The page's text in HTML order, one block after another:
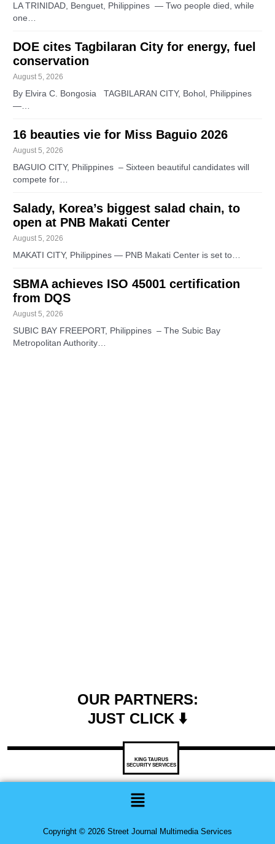
LA TRINIDAD, Benguet, Philippines — Two people died, while
one…
DOE cites Tagbilaran City for energy, fuel
conservation
August 5, 2026
By Elvira C. Bongosia TAGBILARAN CITY, Bohol, Philippines
—…
16 beauties vie for Miss Baguio 2026
August 5, 2026
BAGUIO CITY, Philippines – Sixteen beautiful candidates will
compete for…
Salady, Korea’s biggest salad chain, to
open at PNB Makati Center
August 5, 2026
MAKATI CITY, Philippines — PNB Makati Center is set to…
SBMA achieves ISO 45001 certification
from DQS
August 5, 2026
SUBIC BAY FREEPORT, Philippines – The Subic Bay
Metropolitan Authority…
OUR PARTNERS:
JUST CLICK ⬇️
KING TAURUS
SECURITY SERVICES
Menu
Copyright © 2026 Street Journal Multimedia Services